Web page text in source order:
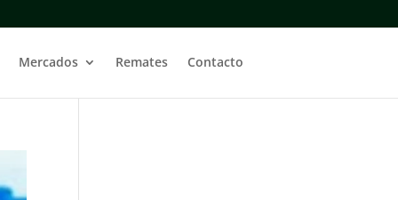
Mercados Remates Contacto